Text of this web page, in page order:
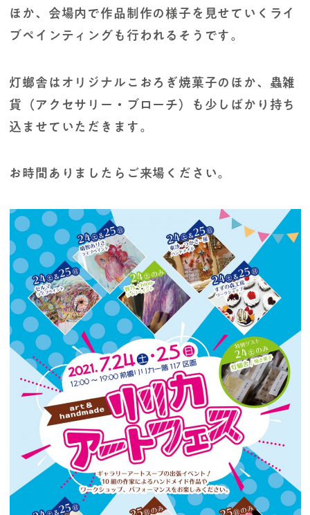
ほか、会場内で作品制作の様子を見せていくライ
ブペインティングも行われるそうです。
灯螂舎はオリジナルこおろぎ焼菓子のほか、蟲雑
貨（アクセサリー・ブローチ）も少しばかり持ち
込ませていただきます。
お時間ありましたらご来場ください。